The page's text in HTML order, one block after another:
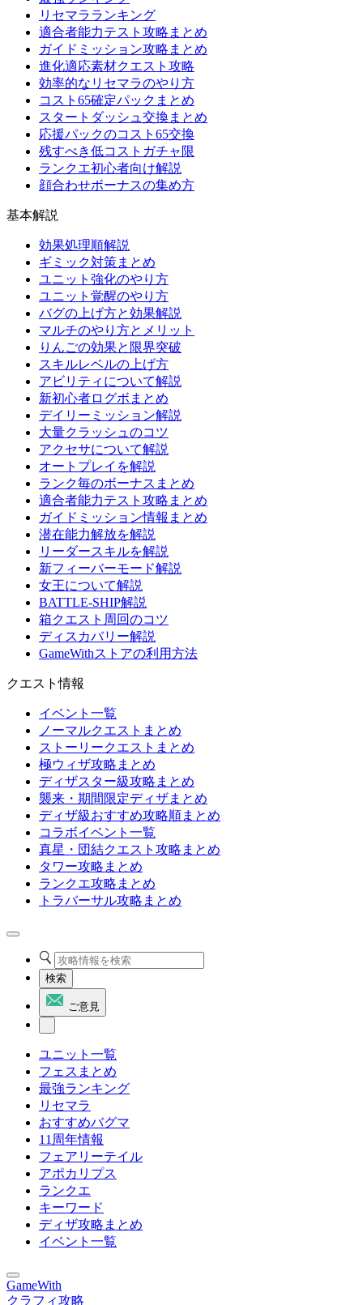
リセマラランキング
適合者能力テスト攻略まとめ
ガイドミッション攻略まとめ
進化適応素材クエスト攻略
効率的なリセマラのやり方
コスト65確定パックまとめ
スタートダッシュ交換まとめ
応援パックのコスト65交換
残すべき低コストガチャ限
ランクエ初心者向け解説
顔合わせボーナスの集め方
基本解説
効果処理順解説
ギミック対策まとめ
ユニット強化のやり方
ユニット覚醒のやり方
バグの上げ方と効果解説
マルチのやり方とメリット
りんごの効果と限界突破
スキルレベルの上げ方
アビリティについて解説
新初心者ログボまとめ
デイリーミッション解説
大量クラッシュのコツ
アクセサについて解説
オートプレイを解説
ランク毎のボーナスまとめ
適合者能力テスト攻略まとめ
ガイドミッション情報まとめ
潜在能力解放を解説
リーダースキルを解説
新フィーバーモード解説
女王について解説
BATTLE-SHIP解説
箱クエスト周回のコツ
ディスカバリー解説
GameWithストアの利用方法
クエスト情報
イベント一覧
ノーマルクエストまとめ
ストーリークエストまとめ
極ウィザ攻略まとめ
ディザスター級攻略まとめ
襲来・期間限定ディザまとめ
ディザ級おすすめ攻略順まとめ
コラボイベント一覧
真星・団結クエスト攻略まとめ
タワー攻略まとめ
ランクエ攻略まとめ
トラバーサル攻略まとめ
検索
ご意見
ユニット一覧
フェスまとめ
最強ランキング
リセマラ
おすすめバグマ
11周年情報
フェアリーテイル
アポカリプス
ランクエ
キーワード
ディザ攻略まとめ
イベント一覧
GameWith
クラフィ攻略